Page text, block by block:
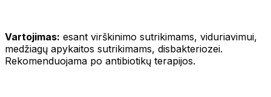
Vartojimas: esant virškinimo sutrikimams, viduriavimui,
medžiagų apykaitos sutrikimams, disbakteriozei.
Rekomenduojama po antibiotikų terapijos.